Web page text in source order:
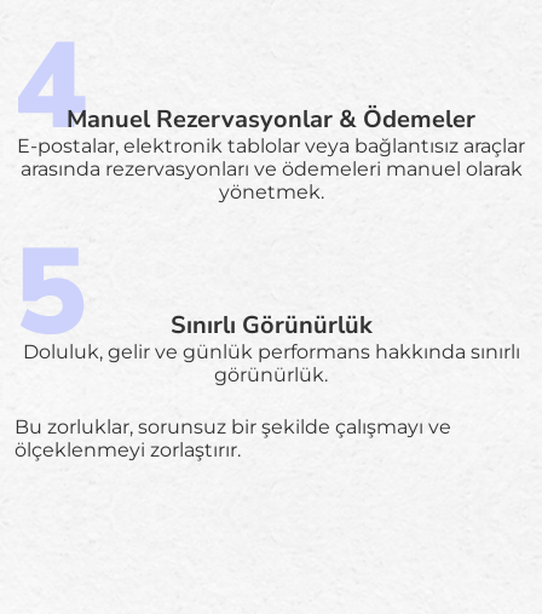
Manuel Rezervasyonlar & Ödemeler
E-postalar, elektronik tablolar veya bağlantısız araçlar
arasında rezervasyonları ve ödemeleri manuel olarak
yönetmek.
Sınırlı Görünürlük
Doluluk, gelir ve günlük performans hakkında sınırlı
görünürlük.
Bu zorluklar, sorunsuz bir şekilde çalışmayı ve
ölçeklenmeyi zorlaştırır.